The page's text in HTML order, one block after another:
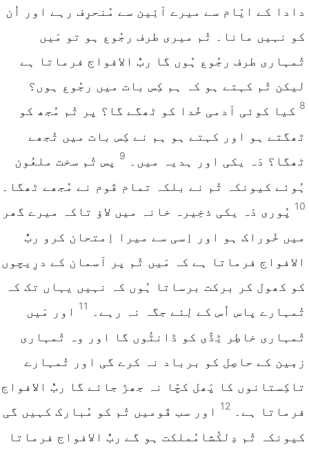
دادا کے ایّام سے میرے آئِین سے مُنحرِف رہے اور اُن
کو نہیں مانا۔ تُم میری طرف رجُوع ہو تو مَیں
تُمہاری طرف رجُوع ہُوں گا ربُّ الافواج فرماتا ہے
لیکن تُم کہتے ہو کہ ہم کِس بات میں رجُوع ہوں؟
8 کیا کوئی آدمی خُدا کو ٹھگے گا؟ پر تُم مُجھ کو
ٹھگتے ہو اور کہتے ہو ہم نے کِس بات میں تُجھے
ٹھگا؟ دَہ یکی اور ہدیہ میں۔
9
پس تُم سخت ملعُون
ہُوئے کیونکہ تُم نے بلکہ تمام قَوم نے مُجھے ٹھگا۔
10 پُوری دَہ یکی ذخِیرہ خانہ میں لاؤ تاکہ میرے گھر
میں خُوراک ہو اور اِسی سے میرا اِمتحان کرو ربُّ
الافواج فرماتا ہے کہ مَیں تُم پر آسمان کے درِیچوں
کو کھول کر برکت برساتا ہُوں کہ نہیں یہاں تک کہ
تُمہارے پاس اُس کے لِئے جگہ نہ رہے۔
11
اور مَیں
تُمہاری خاطِر ٹِڈّی کو ڈانٹُوں گا اور وہ تُمہاری
زمِین کے حاصِل کو برباد نہ کرے گی اور تُمہارے
تاکِستانوں کا پَھل کچّا نہ جھڑ جائے گا ربُّ الافواج
فرماتا ہے۔
12
اور سب قَومیں تُم کو مُبارک کہیں گی
کیونکہ تُم دِلکُشامُملکت ہو گے ربُّ الافواج فرماتا